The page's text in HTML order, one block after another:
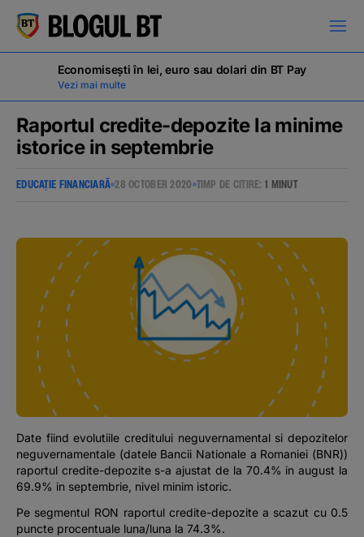
кириллица
Campanii
BT Pay
Evenimente
Podcast
The MacRO Zone
Pentru antreprenori
Banking, pe relaxare
Economisești în lei, euro sau dolari din BT Pay
Vezi mai multe
Raportul credite-depozite la minime
istorice in septembrie
EDUCAȚIE FINANCIARĂ 28 OCTOBER 2020 TIMP DE CITIRE:1 MINUT
Date fiind evolutiile creditului neguvernamental si depozitelor
neguvernamentale (datele Bancii Nationale a Romaniei (BNR))
raportul credite-depozite s-a ajustat de la 70.4% in august la
69.9% in septembrie, nivel minim istoric.
Pe segmentul RON raportul credite-depozite a scazut cu 0.5
puncte procentuale luna/luna la 74.3%.